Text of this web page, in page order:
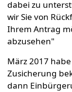
dabei zu
wir Sie von
Ihrem Antrag
abzusehen"
März 2017
Zusicherung
dann